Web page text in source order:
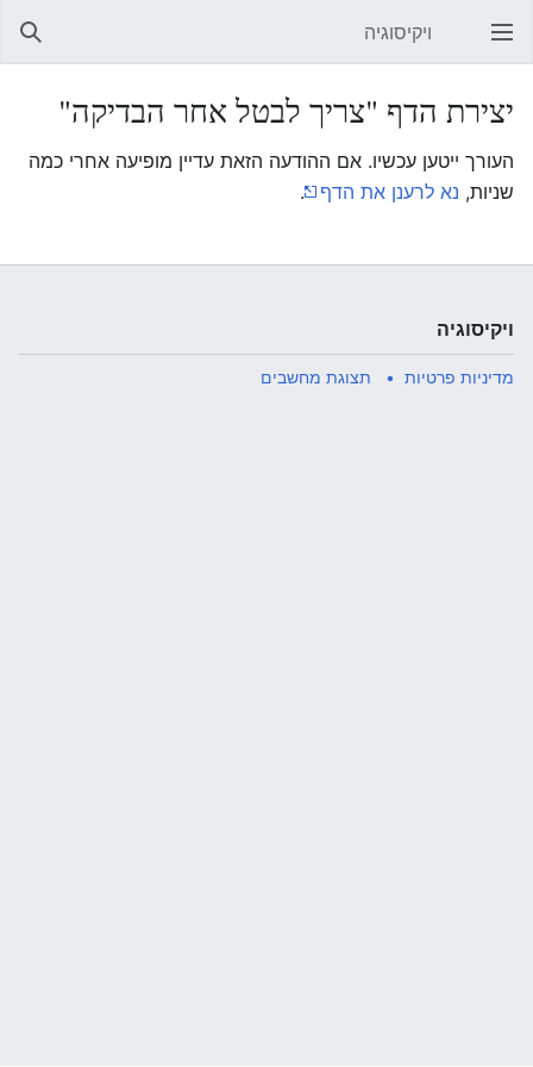
פתיחת התפריט הראשי ויקיסוגיה
יצירת הדף "צריך לבטל אחר הבדיקה"
העורך ייטען עכשיו. אם ההודעה הזאת עדיין מופיעה אחרי כמה
שניות, נא לרענן את הדף .
ויקיסוגיה
מדיניות פרטיות תצוגת מחשבים